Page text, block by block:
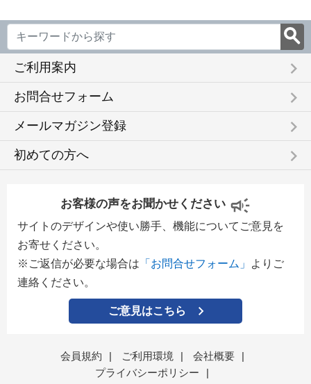
ご利用案内 keyboard_arrow_right
お問合せフォーム keyboard_arrow_right
メールマガジン登録 keyboard_arrow_right
初めての方へ keyboard_arrow_right
お客様の声をお聞かせください
サイトのデザインや使い勝手、機能についてご意見を
お寄せください。
※ご返信が必要な場合は 「お問合せフォーム」
よりご
連絡ください。
ご意見はこちら
会員規約 | ご利用環境 | 会社概要
|
プライバシーポリシー
|